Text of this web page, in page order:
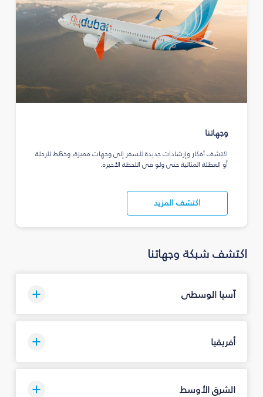
وجهاتنا
اكتشف أفكار وإرشادات جديدة للسفر إلى وجهات مميزة، وخطّط للرحلة
أو العطلة المثالية حتى ولو في اللحظة الأخيرة.
اكتشف المزيد
اكتشف شبكة وجهاتنا
آسيا الوسطى
أفريقيا
الشرق الأوسط